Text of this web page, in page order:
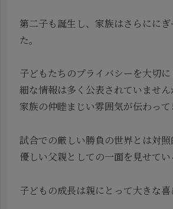
第二子も誕生し、家族はさらにに
た。
子どもたちのプライバシーを大切
細な情報は多く公表されていませ
家族の仲睦まじい雰囲気が伝わって
試合での厳しい勝負の世界とは対
優しい父親としての一面を見せてい
子どもの成長は親にとって大きな喜